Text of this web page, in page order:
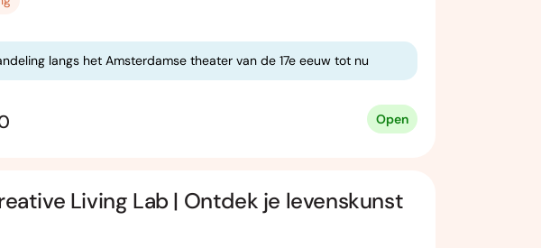
langs het Amsterdamse theater van de 17e eeuw tot nu
Open
Living Lab | Ontdek je levenskunst